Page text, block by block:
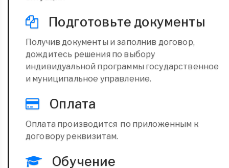
Подготовьте документы
Получив документы и заполнив договор,
дождитесь решения по выбору
индивидуальной программы государственное
и муниципальное управление.
Оплата
Оплата производится по приложенным к
договору реквизитам.
Обучение